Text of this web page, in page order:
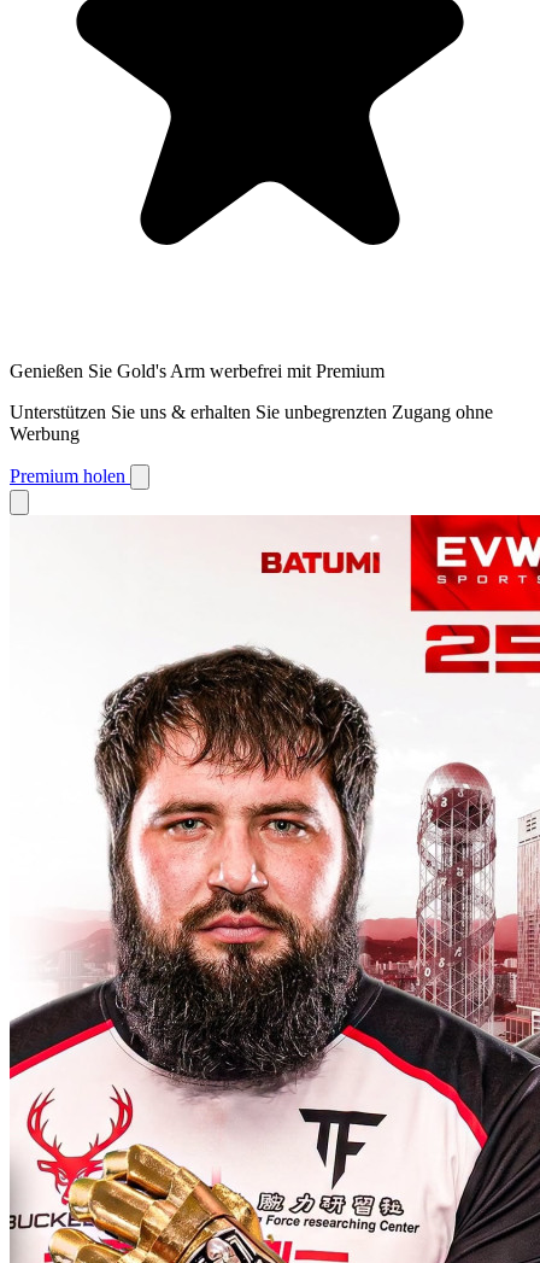
Genießen Sie Gold's Arm werbefrei mit Premium
Unterstützen Sie uns & erhalten Sie unbegrenzten Zugang ohne
Werbung
Premium holen